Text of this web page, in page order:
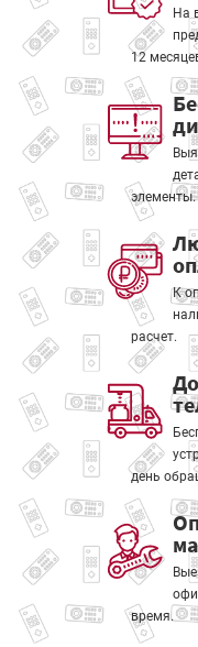
На
12
элементы.
К
расчет.
день
время.